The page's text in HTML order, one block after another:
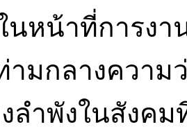
นหน้าที่การงา
มกลางความ
ลำพังในสังค